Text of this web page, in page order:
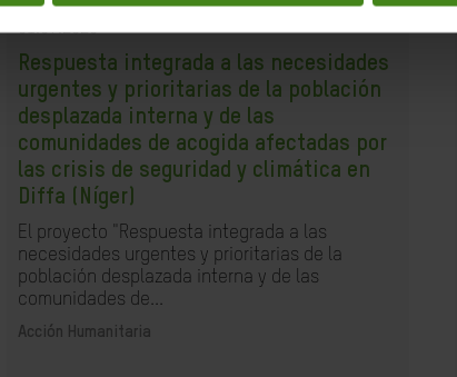
31.07.2025
Respuesta integrada a las necesidades
urgentes y prioritarias de la población
desplazada interna y de las
comunidades de acogida afectadas por
las crisis de seguridad y climática en
Diffa (Níger)
El proyecto "Respuesta integrada a las
necesidades urgentes y prioritarias de la
población desplazada interna y de las
comunidades de...
Acción Humanitaria